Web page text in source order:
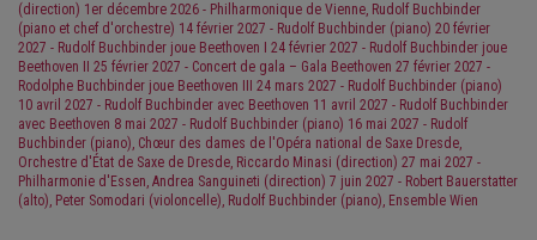
(direction) 1er décembre 2026 - Philharmonique de Vienne, Rudolf Buchbinder
(piano et chef d'orchestre) 14 février 2027 - Rudolf Buchbinder (piano) 20 février
2027 - Rudolf Buchbinder joue Beethoven I
24 février 2027 - Rudolf Buchbinder joue
Beethoven II
25 février 2027 - Concert de gala – Gala Beethoven 27 février 2027 -
Rodolphe Buchbinder joue Beethoven III
24 mars 2027 - Rudolf Buchbinder (piano)
10 avril 2027 - Rudolf Buchbinder avec Beethoven 11 avril 2027 - Rudolf Buchbinder
avec Beethoven 8 mai 2027 - Rudolf Buchbinder (piano) 16 mai 2027 - Rudolf
Buchbinder (piano), Chœur des dames de l'Opéra national de Saxe Dresde,
Orchestre d'État de Saxe de Dresde, Riccardo Minasi (direction) 27 mai 2027 -
Philharmonie d'Essen, Andrea Sanguineti (direction) 7 juin 2027 - Robert Bauerstatter
(alto), Peter Somodari (violoncelle), Rudolf Buchbinder (piano), Ensemble Wien